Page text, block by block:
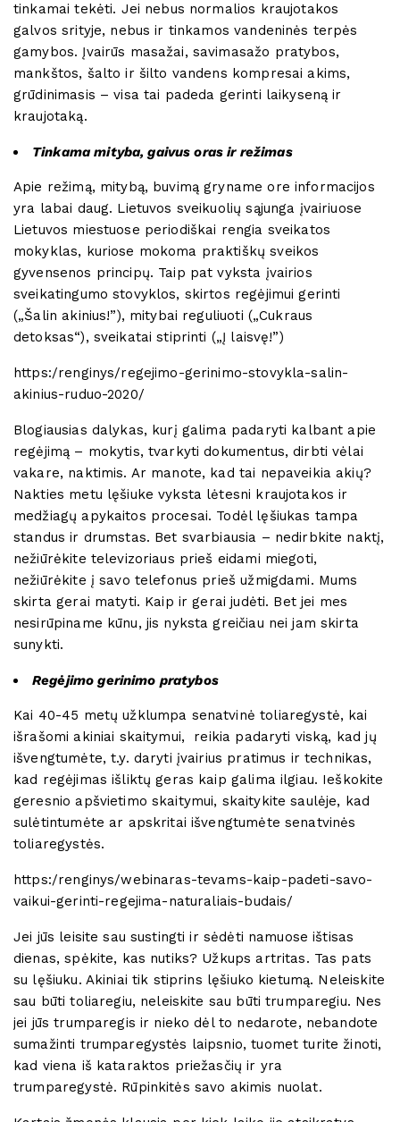
tinkamai tekėti. Jei nebus normalios kraujotakos
galvos srityje, nebus ir tinkamos vandeninės terpės
gamybos. Įvairūs masažai, savimasažo pratybos,
mankštos, šalto ir šilto vandens kompresai akims,
grūdinimasis – visa tai padeda gerinti laikyseną ir
kraujotaką.
Tinkama mityba, gaivus oras ir režimas
Apie režimą, mitybą, buvimą gryname ore informacijos
yra labai daug. Lietuvos sveikuolių sąjunga įvairiuose
Lietuvos miestuose periodiškai rengia sveikatos
mokyklas, kuriose mokoma praktiškų sveikos
gyvensenos principų. Taip pat vyksta įvairios
sveikatingumo stovyklos, skirtos regėjimui gerinti
(„Šalin akinius!”), mitybai reguliuoti („Cukraus
detoksas“), sveikatai stiprinti („Į laisvę!”)
https:/renginys/regejimo-gerinimo-stovykla-salin-
akinius-ruduo-2020/
Blogiausias dalykas, kurį galima padaryti kalbant apie
regėjimą – mokytis, tvarkyti dokumentus, dirbti vėlai
vakare, naktimis. Ar manote, kad tai nepaveikia akių?
Nakties metu lęšiuke vyksta lėtesni kraujotakos ir
medžiagų apykaitos procesai. Todėl lęšiukas tampa
standus ir drumstas. Bet svarbiausia – nedirbkite naktį,
nežiūrėkite televizoriaus prieš eidami miegoti,
nežiūrėkite į savo telefonus prieš užmigdami. Mums
skirta gerai matyti. Kaip ir gerai judėti. Bet jei mes
nesirūpiname kūnu, jis nyksta greičiau nei jam skirta
sunykti.
Regėjimo gerinimo pratybos
Kai 40-45 metų užklumpa senatvinė toliaregystė, kai
išrašomi akiniai skaitymui, reikia padaryti viską, kad jų
išvengtumėte, t.y. daryti įvairius pratimus ir technikas,
kad regėjimas išliktų geras kaip galima ilgiau. Ieškokite
geresnio apšvietimo skaitymui, skaitykite saulėje, kad
sulėtintumėte ar apskritai išvengtumėte senatvinės
toliaregystės.
https:/renginys/webinaras-tevams-kaip-padeti-savo-
vaikui-gerinti-regejima-naturaliais-budais/
Jei jūs leisite sau sustingti ir sėdėti namuose ištisas
dienas, spėkite, kas nutiks? Užkups artritas. Tas pats
su lęšiuku. Akiniai tik stiprins lęšiuko kietumą. Neleiskite
sau būti toliaregiu, neleiskite sau būti trumparegiu. Nes
jei jūs trumparegis ir nieko dėl to nedarote, nebandote
sumažinti trumparegystės laipsnio, tuomet turite žinoti,
kad viena iš kataraktos priežasčių ir yra
trumparegystė. Rūpinkitės savo akimis nuolat.